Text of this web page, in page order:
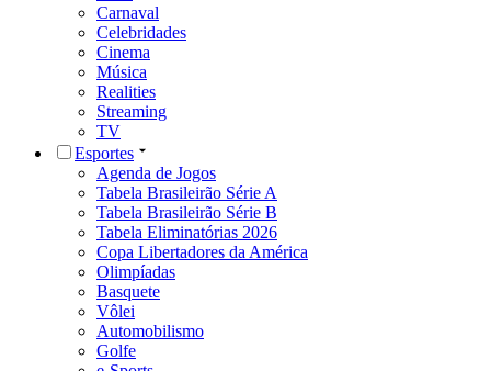
Carnaval
Celebridades
Cinema
Música
Realities
Streaming
TV
Esportes
Agenda de Jogos
Tabela Brasileirão Série A
Tabela Brasileirão Série B
Tabela Eliminatórias 2026
Copa Libertadores da América
Olimpíadas
Basquete
Vôlei
Automobilismo
Golfe